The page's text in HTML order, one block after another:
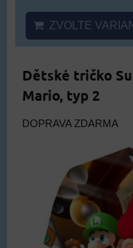
ZVOLTE
Dětské tričko
Mario, typ 2
DOPRAVA ZDARMA